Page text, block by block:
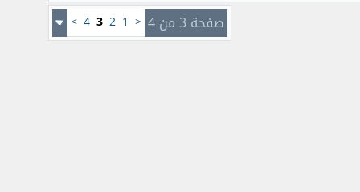
صفحة 3 من 4 <
1
2
3
4
>